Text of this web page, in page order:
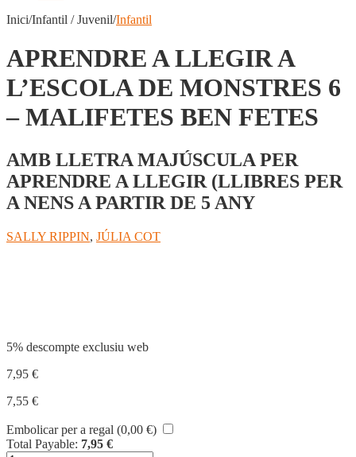
Inici/Infantil / Juvenil/Infantil
APRENDRE A LLEGIR A
L’ESCOLA DE MONSTRES 6
– MALIFETES BEN FETES
AMB LLETRA MAJÚSCULA PER
APRENDRE A LLEGIR (LLIBRES PER
A NENS A PARTIR DE 5 ANY
SALLY RIPPIN, JÚLIA COT
5% descompte exclusiu web
7,95 €
7,55 €
Embolicar per a regal (0,00 €)
Total Payable: 7,95 €